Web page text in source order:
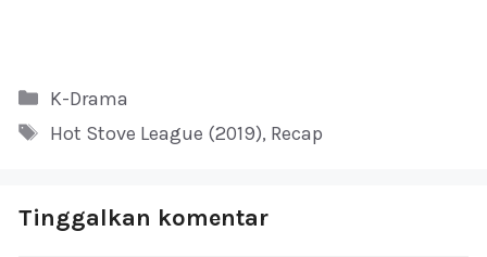
Kategori
K-Drama
Tag
Hot Stove League (2019), Recap
Tinggalkan komentar